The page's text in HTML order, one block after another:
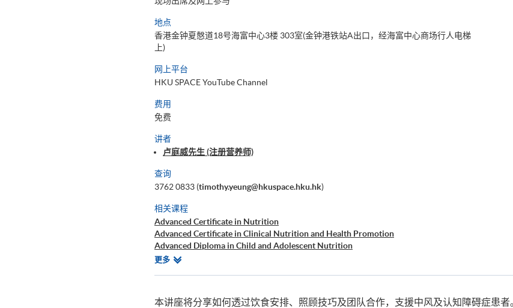
地点
香港金钟夏慤道18号海富中心3楼 303室(金钟港铁站A出口，经海富中心商场行人电梯
上)
网上平台
HKU SPACE YouTube Channel
费用
免费
讲者
卢庭威先生 (注册营养师)
查询
3762 0833 (timothy.yeung@hkuspace.hku.hk)
相关课程
Advanced Certificate in Nutrition
Advanced Certificate in Clinical Nutrition and Health Promotion
Advanced Diploma in Child and Adolescent Nutrition
Bachelor of Science (Honours) Food and Nutrition
更多相
本讲座将分享如何透过饮食安排、照顾技巧及团队合作，支援中风及认知障碍症患